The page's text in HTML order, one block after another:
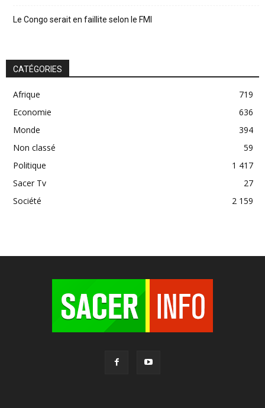
Le Congo serait en faillite selon le FMI
CATÉGORIES
Afrique
719
Economie
636
Monde
394
Non classé
59
Politique
1 417
Sacer Tv
27
Société
2 159